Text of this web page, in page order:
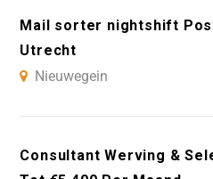
Mail sorter nightshift
Utrecht
Nieuwegein
Consultant Werving &